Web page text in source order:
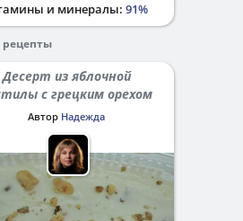
и минералы: 91%
Десерт из яблочной
с грецким орехом
Автор Надежда